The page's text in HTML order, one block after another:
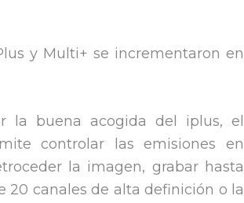
y Multi+ se incrementaron en
la buena acogida del iplus, el
controlar las emisiones en
la imagen, grabar hasta
20 canales de alta definición o la